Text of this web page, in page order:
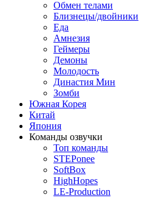
Обмен телами
Близнецы/двойники
Еда
Амнезия
Геймеры
Демоны
Молодость
Династия Мин
Зомби
Южная Корея
Китай
Япония
Команды озвучки
Топ команды
STEPonee
SoftBox
HighHopes
LE-Production